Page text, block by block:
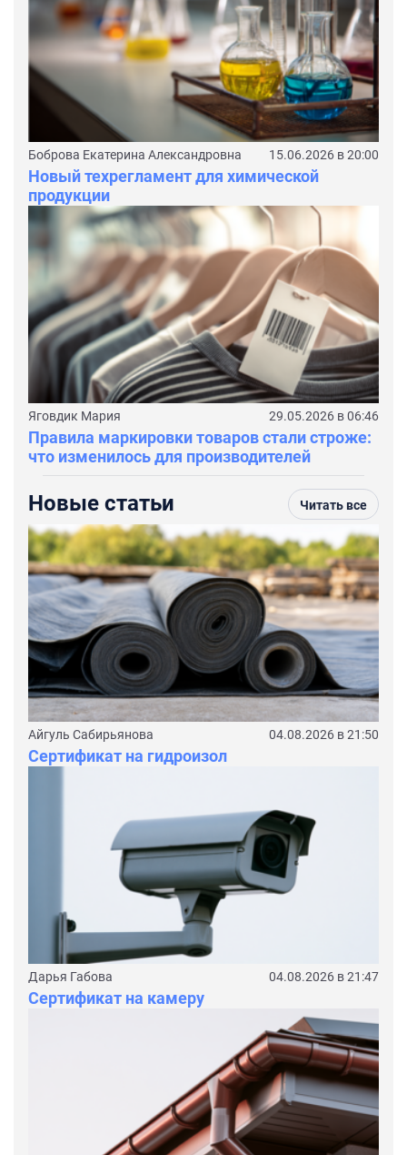
Боброва Екатерина Александровна 15.06.2026 в 20:00
Новый техрегламент для химической
продукции
Яговдик Мария 29.05.2026 в 06:46
Правила маркировки товаров стали строже:
что изменилось для производителей
Новые статьи Читать все
Айгуль Сабирьянова 04.08.2026 в 21:50
Сертификат на гидроизол
Дарья Габова 04.08.2026 в 21:47
Сертификат на камеру